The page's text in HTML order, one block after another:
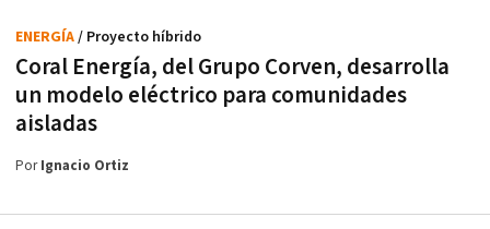
Coral Energía, del Grupo Corven, desarrolla
un modelo eléctrico para comunidades
aisladas
ENERGÍA/ Proyecto híbrido
PorIgnacio Ortiz